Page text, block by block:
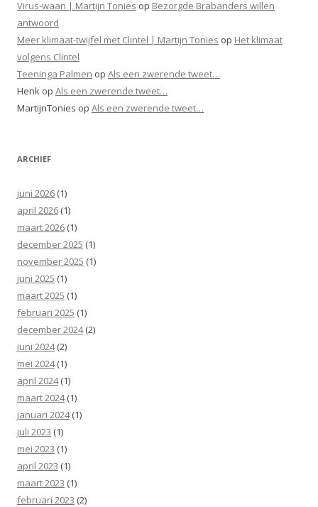
Virus-waan | Martijn Tonies op Bezorgde Brabanders willen
antwoord
Meer klimaat-twijfel met Clintel | Martijn Tonies op Het klimaat
volgens Clintel
Teeninga Palmen op Als een zwerende tweet…
Henk op Als een zwerende tweet…
MartijnTonies op Als een zwerende tweet…
ARCHIEF
juni 2026 (1)
april 2026 (1)
maart 2026 (1)
december 2025 (1)
november 2025 (1)
juni 2025 (1)
maart 2025 (1)
februari 2025 (1)
december 2024(2)
juni 2024(2)
mei 2024(1)
april 2024(1)
maart 2024(1)
januari 2024(1)
juli 2023 (1)
mei 2023 (1)
april 2023 (1)
maart 2023 (1)
februari 2023 (2)